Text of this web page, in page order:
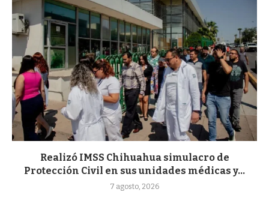
Realizó IMSS Chihuahua simulacro de
Protección Civil en sus unidades médicas y...
7 agosto, 2026